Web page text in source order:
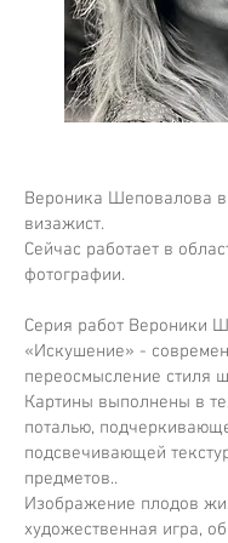
Вероника Шеповалова
визажист.
Сейчас работает в
фотографии.
Серия работ Вероники
«Искушение» -
переосмысление стиля
Картины выполнены в
поталью,
подсвечивающей
предметов..
Изображение плодов
художественная игра,